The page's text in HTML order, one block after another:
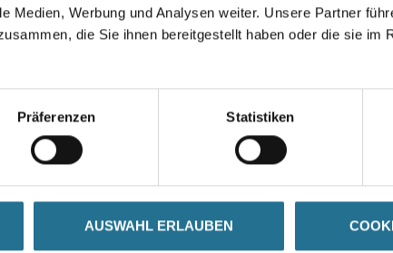
Medien, Werbung und Analysen weiter. Unsere Partner
die Sie ihnen bereitgestellt haben oder die sie im
Präferenzen Statistiken
AUSWAHL ERLAUBEN
GEFAHRENHINWEISE